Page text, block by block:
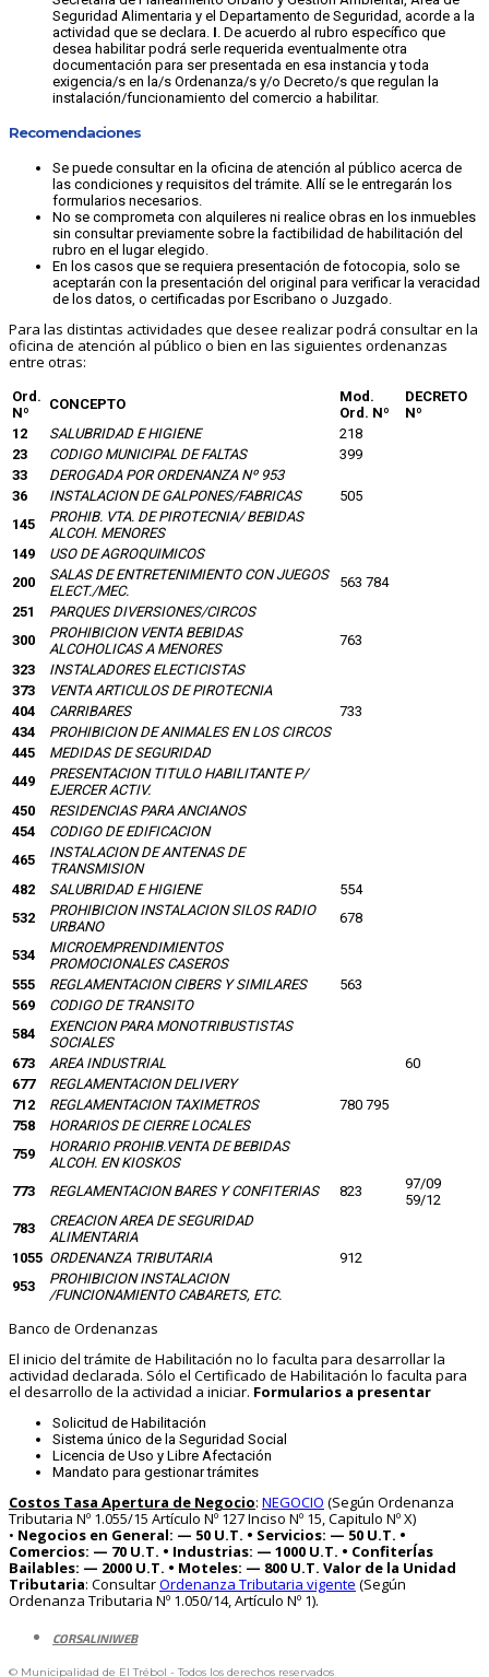
Seguridad Alimentaria y el Departamento de Seguridad, acorde a la
actividad que se declara. I . De acuerdo al rubro específico que
desea habilitar podrá serle requerida eventualmente otra
documentación para ser presentada en esa instancia y toda
exigencia/s en la/s Ordenanza/s y/o Decreto/s que regulan la
instalación/funcionamiento del comercio a habilitar.
Recomendaciones
Se puede consultar en la oficina de atención al público acerca de
las condiciones y requisitos del trámite. Allí se le entregarán los
formularios necesarios.
No se comprometa con alquileres ni realice obras en los inmuebles
sin consultar previamente sobre la factibilidad de habilitación del
rubro en el lugar elegido.
En los casos que se requiera presentación de fotocopia, solo se
aceptarán con la presentación del original para verificar la veracidad
de los datos, o certificadas por Escribano o Juzgado.
Para las distintas actividades que desee realizar podrá consultar en la
oficina de atención al público o bien en las siguientes ordenanzas
entre otras:
Ord.
Nº
CONCEPTO
Mod.
Ord. Nº
DECRETO
Nº
12
SALUBRIDAD E HIGIENE
218
23
CODIGO MUNICIPAL DE FALTAS
399
33
DEROGADA POR ORDENANZA Nº 953
36
INSTALACION DE GALPONES/FABRICAS
505
145
PROHIB. VTA. DE PIROTECNIA/ BEBIDAS
ALCOH. MENORES
149
USO DE AGROQUIMICOS
200
SALAS DE ENTRETENIMIENTO CON JUEGOS
ELECT./MEC.
563 784
251
PARQUES DIVERSIONES/CIRCOS
300
PROHIBICION VENTA BEBIDAS
ALCOHOLICAS A MENORES
763
323
INSTALADORES ELECTICISTAS
373
VENTA ARTICULOS DE PIROTECNIA
404
CARRIBARES
733
434
PROHIBICION DE ANIMALES EN LOS CIRCOS
445
MEDIDAS DE SEGURIDAD
449
PRESENTACION TITULO HABILITANTE P/
EJERCER ACTIV.
450
RESIDENCIAS PARA ANCIANOS
454
CODIGO DE EDIFICACION
465
INSTALACION DE ANTENAS DE
TRANSMISION
482
SALUBRIDAD E HIGIENE
554
532
PROHIBICION INSTALACION SILOS RADIO
URBANO
678
534
MICROEMPRENDIMIENTOS
PROMOCIONALES CASEROS
555
REGLAMENTACION CIBERS Y SIMILARES
563
569
CODIGO DE TRANSITO
584
EXENCION PARA MONOTRIBUSTISTAS
SOCIALES
673
AREA INDUSTRIAL
60
677
REGLAMENTACION DELIVERY
712
REGLAMENTACION TAXIMETROS
780 795
758
HORARIOS DE CIERRE LOCALES
759
HORARIO PROHIB.VENTA DE BEBIDAS
ALCOH. EN KIOSKOS
773
REGLAMENTACION BARES Y CONFITERIAS 823
97/09
59/12
783
CREACION AREA DE SEGURIDAD
ALIMENTARIA
1055 ORDENANZA TRIBUTARIA
912
953
PROHIBICION INSTALACION
/FUNCIONAMIENTO CABARETS, ETC.
Banco de Ordenanzas
El inicio del trámite de Habilitación no lo faculta para desarrollar la
actividad declarada. Sólo el Certificado de Habilitación lo faculta para
el desarrollo de la actividad a iniciar. Formularios a presentar
Solicitud de Habilitación
Sistema único de la Seguridad Social
Licencia de Uso y Libre Afectación
Mandato para gestionar trámites
Costos Tasa Apertura de Negocio: NEGOCIO (Según Ordenanza
Tributaria Nº 1.055/15 Artículo Nº 127 Inciso Nº 15, Capitulo Nº X)
• Negocios en General: — 50 U.T. • Servicios: — 50 U.T. •
Comercios: — 70 U.T. • Industrias: — 1000 U.T. • ConfiterÍas
Bailables: — 2000 U.T. • Moteles: — 800 U.T. Valor de la Unidad
Tributaria: ConsultarOrdenanza Tributaria vigente (Según
Ordenanza Tributaria Nº 1.050/14, Artículo Nº 1).
CORSALINIWEB
© Municipalidad de El Trébol - Todos los derechos reservados